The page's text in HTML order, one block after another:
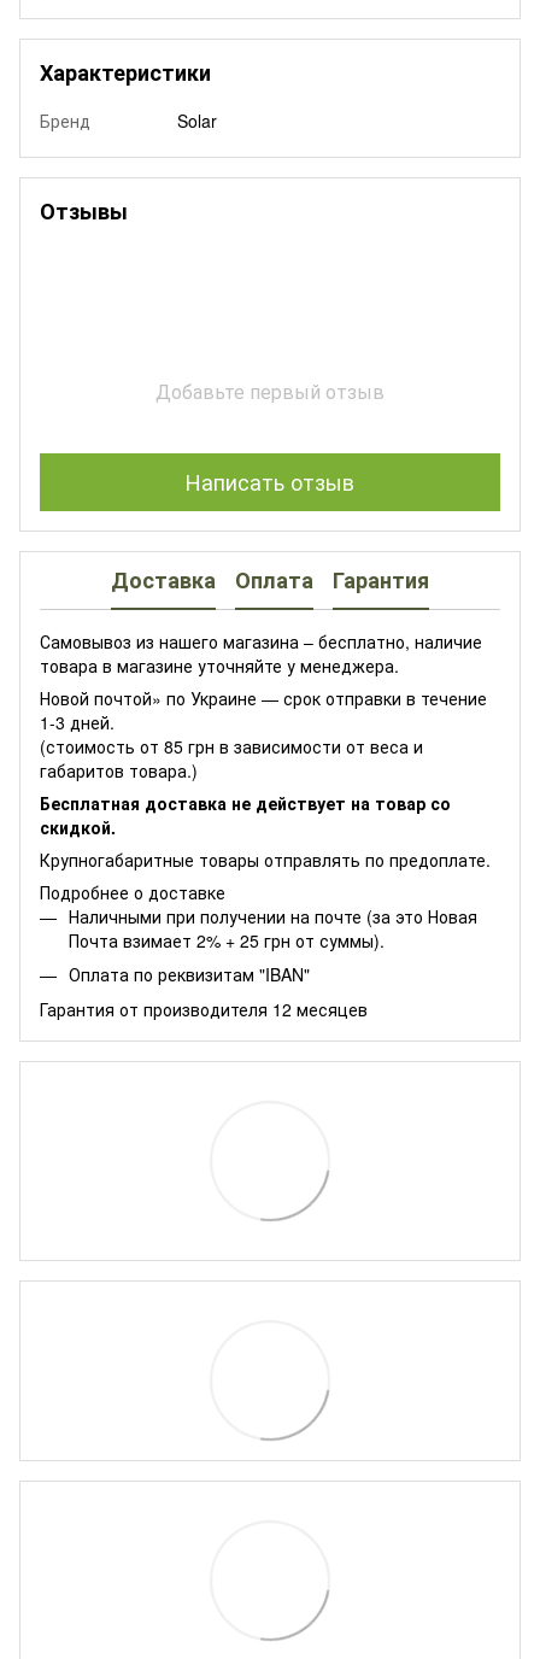
Характеристики
Бренд Solar
Отзывы
Добавьте первый отзыв
Написать отзыв
Доставка Оплата Гарантия
Самовывоз из нашего магазина – бесплатно, наличие
товара в магазине уточняйте у менеджера.
Новой почтой» по Украине — срок отправки в течение
1-3 дней.
(стоимость от 85 грн в зависимости от веса и
габаритов товара.)
Бесплатная доставка не действует на товар со
скидкой.
Крупногабаритные товары отправлять по предоплате.
Подробнее о доставке
Наличными при получении на почте (за это Новая
Почта взимает 2% + 25 грн от суммы).
Оплата по реквизитам "IBAN"
Гарантия от производителя 12 месяцев